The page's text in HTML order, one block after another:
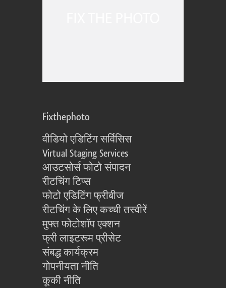
Fixthephoto
वीडियो एडिटिंग सर्विसिस
Virtual Staging Services
आउटसोर्स फोटो संपादन
रीटचिंग टिप्स
फोटो एडिटिंग फ्रीबीज
रीटचिंग के लिए कच्ची तस्वीरें
मुफ्त फोटोशॉप एक्शन
फ्री लाइटरूम प्रीसेट
संबद्ध कार्यक्रम
गोपनीयता नीति
कूकी नीति